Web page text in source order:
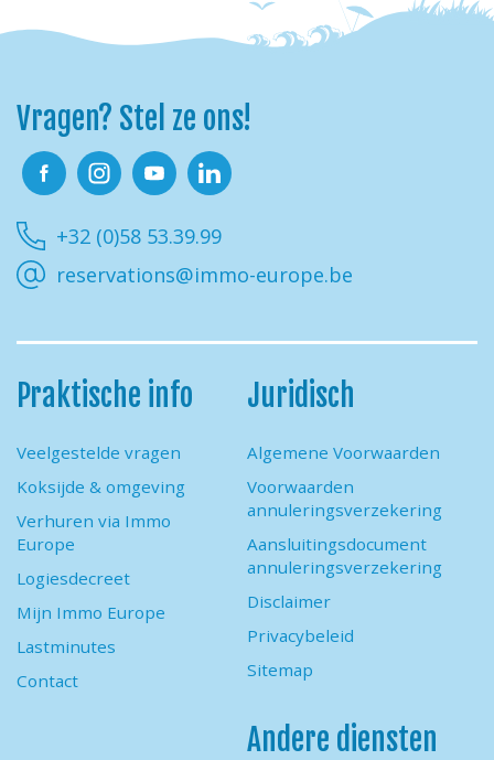
Vragen? Stel ze ons!
+32 (0)58 53.39.99
reservations@immo-europe.be
Praktische info
Veelgestelde vragen
Koksijde & omgeving
Verhuren via Immo
Europe
Logiesdecreet
Mijn Immo Europe
Lastminutes
Contact
Juridisch
Algemene Voorwaarden
Voorwaarden
annuleringsverzekering
Aansluitingsdocument
annuleringsverzekering
Disclaimer
Privacybeleid
Sitemap
Andere diensten